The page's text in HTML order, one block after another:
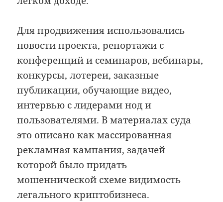
Для продвижения использовались
новости проекта, репортажи с
конференций и семинаров, вебинары,
конкурсы, лотереи, заказные
публикации, обучающие видео,
интервью с лидерами нод и
пользователями. В материалах суда
это описано как массированная
рекламная кампания, задачей
которой было придать
мошеннической схеме видимость
легального криптобизнеса.